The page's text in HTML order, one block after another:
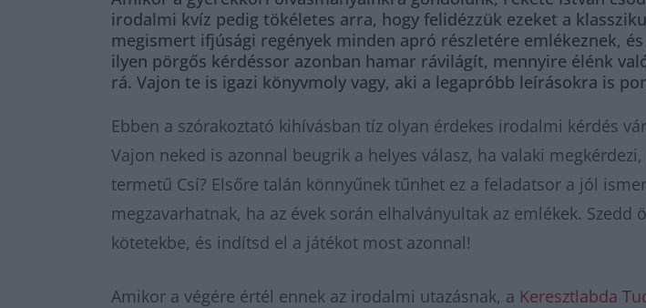
irodalmi kvíz pedig tökéletes arra, hogy felidézzük ezeket a
megismert ifjúsági regények minden apró részletére emlékeznek,
ilyen pörgős kérdéssor azonban hamar rávilágít, mennyire élénk
rá. Vajon te is igazi könyvmoly vagy, aki a legapróbb leírásokra is
Ebben a szórakoztató kihívásban tíz olyan érdekes irodalmi kérdés
Vajon neked is azonnal beugrik a helyes válasz, ha valaki
termetű Csí? Elsőre talán könnyűnek tűnhet ez a feladatsor a jól
megzavarhatnak, ha az évek során elhalványultak az emlékek.
kötetekbe, és indítsd el a játékot most azonnal!
Amikor a végére értél ennek az irodalmi utazásnak, a Keresztlabda